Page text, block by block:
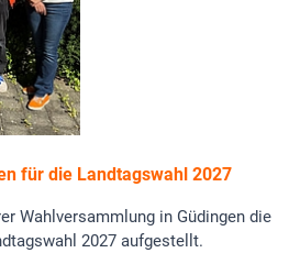
für die Landtagswahl 2027
Wahlversammlung in Güdingen die
2027 aufgestellt.